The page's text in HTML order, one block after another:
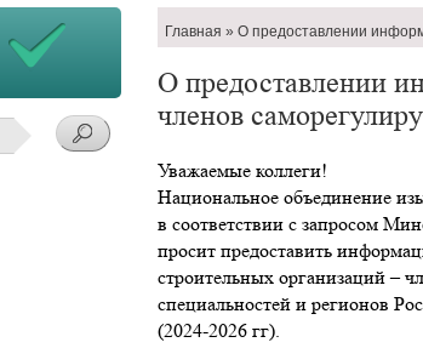
Строка
навигации
Главная О предоставлении
О предоставлении
членов
Уважаемые коллеги!
Национальное объединение
в соответствии с запросом
просит предоставить
строительных организаций –
специальностей и регионов
(2024-2026 гг).